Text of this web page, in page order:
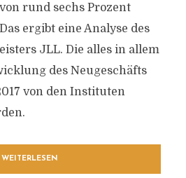
rund sechs Prozent
ergibt eine Analyse des
JLL. Die alles in allem
des Neugeschäfts
von den Instituten
WEITERLESEN